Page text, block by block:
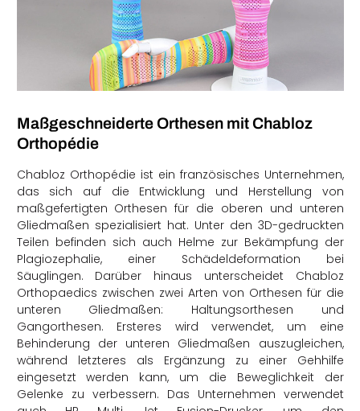
Maßgeschneiderte Orthesen mit Chabloz
Orthopédie
Chabloz Orthopédie ist ein französisches Unternehmen,
das sich auf die Entwicklung und Herstellung von
maßgefertigten Orthesen für die oberen und unteren
Gliedmaßen spezialisiert hat. Unter den 3D-gedruckten
Teilen befinden sich auch Helme zur Bekämpfung der
Plagiozephalie, einer Schädeldeformation bei
Säuglingen. Darüber hinaus unterscheidet Chabloz
Orthopaedics zwischen zwei Arten von Orthesen für die
unteren Gliedmaßen: Haltungsorthesen und
Gangorthesen. Ersteres wird verwendet, um eine
Behinderung der unteren Gliedmaßen auszugleichen,
während letzteres als Ergänzung zu einer Gehhilfe
eingesetzt werden kann, um die Beweglichkeit der
Gelenke zu verbessern. Das Unternehmen verwendet